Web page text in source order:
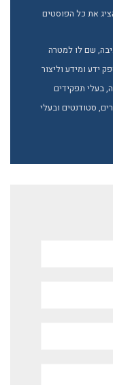
את כל הפוסטים
שם לו למטרה
ידע ומידע וליצור
בעלי תפקידים
סטודנטים ובעלי